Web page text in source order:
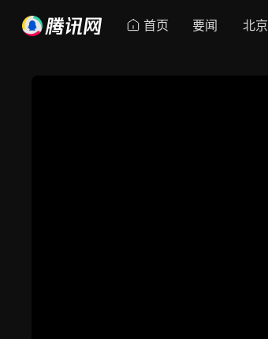
首页 要闻 北京